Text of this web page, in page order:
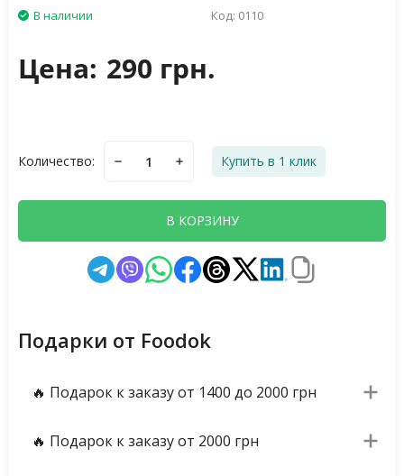
В наличии Код: 0110
Цена: 290 грн.
Количество: Купить в 1 клик
В КОРЗИНУ
Подарки от Foodok
🔥 Подарок к заказу от 1400 до 2000 грн
🔥 Подарок к заказу от 2000 грн